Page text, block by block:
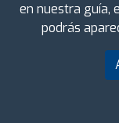
en nuestra guía,
podrás